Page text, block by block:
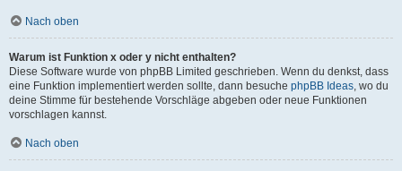
Nach oben
Warum ist Funktion x oder y nicht enthalten?
Diese Software wurde von phpBB Limited geschrieben. Wenn du denkst, dass
eine Funktion implementiert werden sollte, dann besuche phpBB Ideas , wo du
deine Stimme für bestehende Vorschläge abgeben oder neue Funktionen
vorschlagen kannst.
Nach oben